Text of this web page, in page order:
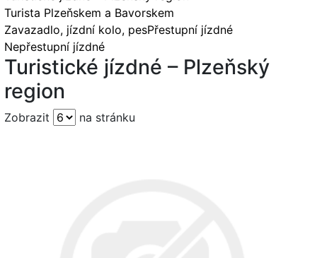
Turista Plzeňskem a Bavorskem
Zavazadlo, jízdní kolo, pesPřestupní jízdné
Nepřestupní jízdné
Turistické jízdné – Plzeňský
region
Zobrazit na stránku